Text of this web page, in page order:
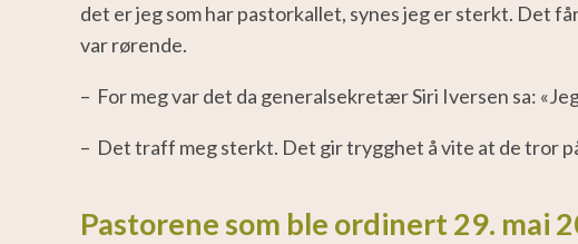
det er jeg som har pastorkallet, synes jeg er sterkt. Det
var rørende.
– For meg var det da generalsekretær Siri Iversen sa: «
– Det traff meg sterkt. Det gir trygghet å vite at de tror
Pastorene som ble ordinert 29. mai